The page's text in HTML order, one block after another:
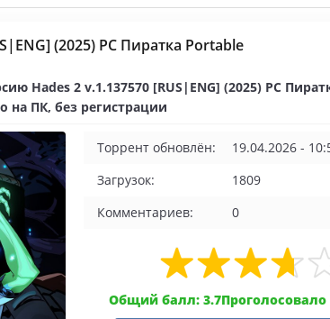
(2025) PC Пиратка Portable
Hades 2 v.1.137570 [RUS|ENG] (2025) PC
на ПК, без регистрации
Торрент обновлён:
19.04.2026 -
Загрузок:
1809
Комментариев:
0
Общий балл: 3.7